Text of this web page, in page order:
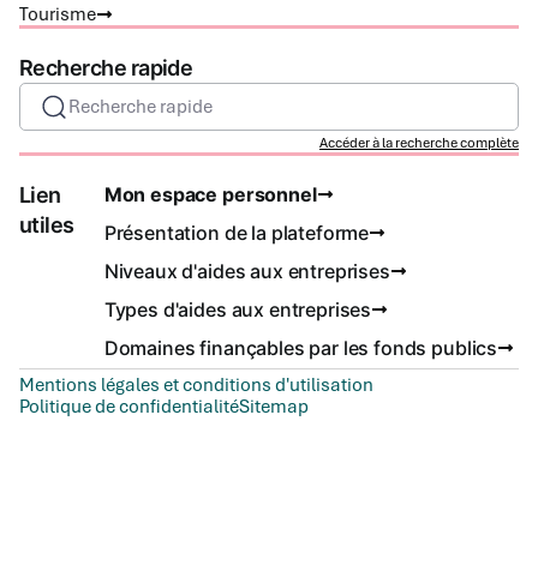
Tourisme
Recherche rapide
Recherche rapide
Accéder à la recherche complète
Lien
utiles
Mon espace personnel
Présentation de la plateforme
Niveaux d'aides aux entreprises
Types d'aides aux entreprises
Domaines finançables par les fonds publics
Mentions légales et conditions d'utilisation
Politique de confidentialitéSitemap